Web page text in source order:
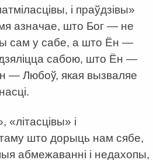
і праўдзівы»
азначае, што Бог — не
сам у сабе, а што Ён —
сабою, што Ён —
— Любоў, якая вызваляе
і
што дорыць нам сябе,
абмежаванні і недахопы,